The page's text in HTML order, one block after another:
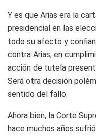
Y es que Arias era la
presidencial en las
todo su afecto y
contra Arias, en
acción de tutela
Será otra decisión
sentido del fallo.
Ahora bien, la Corte
hace muchos años